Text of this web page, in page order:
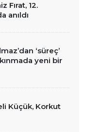
Fırat, 12.
anıldı
‘süreç’
yeni bir
Küçük, Korkut